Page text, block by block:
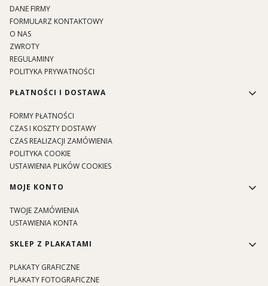
DANE FIRMY
FORMULARZ KONTAKTOWY
O NAS
ZWROTY
REGULAMINY
POLITYKA PRYWATNOŚCI
PŁATNOŚCI I DOSTAWA
FORMY PŁATNOŚCI
CZAS I KOSZTY DOSTAWY
CZAS REALIZACJI ZAMÓWIENIA
POLITYKA COOKIE
USTAWIENIA PLIKÓW COOKIES
MOJE KONTO
TWOJE ZAMÓWIENIA
USTAWIENIA KONTA
SKLEP Z PLAKATAMI
PLAKATY GRAFICZNE
PLAKATY FOTOGRAFICZNE